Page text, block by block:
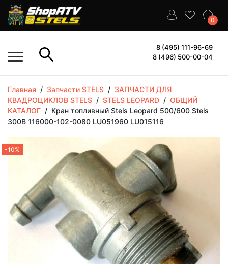
0
8 (495) 111-96-69
8 (496) 500-00-04
Главная / Запчасти STELS / ЗАПЧАСТИ ДЛЯ
КВАДРОЦИКЛОВ STELS / STELS LEOPARD / ОБЩИЙ
КАТАЛОГ / Кран топливный Stels Leopard 500/600 Stels
300B 116000-102-0080 LU051960 LU015116
-10%